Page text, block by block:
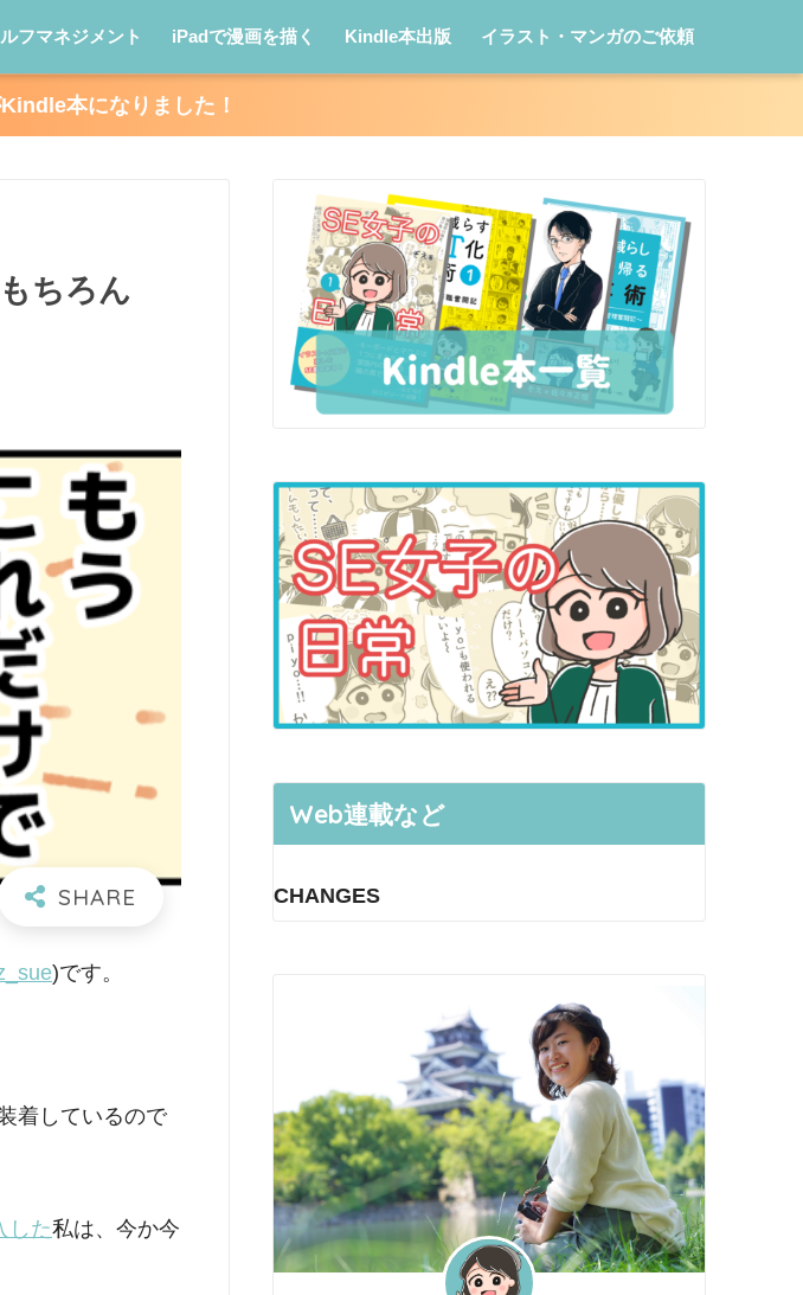
フマネジメント iPadで漫画を描く Kindle本出版 イラスト・マンガのご依頼
本になりました！
ちろん
)です。
着しているので
した私は、今か今
Web連載など
CHANGES